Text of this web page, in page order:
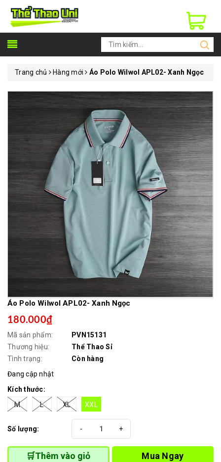
Trang chủ Hàng mới Áo Polo Wilwol APL02- Xanh Ngọc
Áo Polo Wilwol APL02- Xanh Ngọc
180.000₫
Mã sản phẩm:
PVN15131
Thương hiệu:
Thể Thao Sỉ
Tình trạng:
Còn hàng
Đang cập nhật
Kích thước:
M
L XL XXL
Số lượng: +
-
🛒Thêm vào giỏ Mua Ngay